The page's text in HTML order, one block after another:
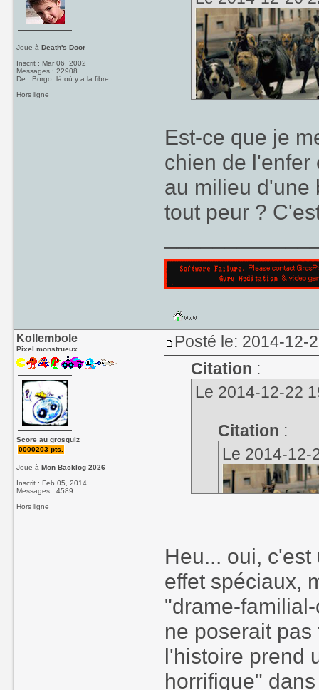
Joue àDeath's Door
Inscrit : Mar 06, 2002
Messages : 22908
De : Borgo, là où y a la fibre.
Hors ligne
Est-ce que je
chien de l'enfer
au milieu d'une
tout peur ?
Kollembole
Pixel monstrueux
Score au grosquiz
0000203 pts.
Joue àMon Backlog 2026
Inscrit : Feb 05, 2014
Messages : 4589
Hors ligne
Posté le: 2014-12-
Citation :
Le 2014-12-22
Citation :
Le 2014-12-
Est-ce que je
de l'enfer en
d'une bande de
un film fauché,
Heu... oui,
effet spéciaux,
"drame-
ne poserait
l'histoire prend
horrifique"